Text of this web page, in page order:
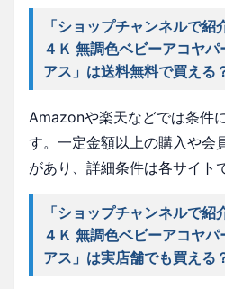
「ショップチャンネルで
４Ｋ 無調色ベビーアコヤ
アス」は送料無料で買える
Amazonや楽天などでは条件
す。一定金額以上の購入や会
があり、詳細条件は各サイト
「ショップチャンネルで
４Ｋ 無調色ベビーアコヤ
アス」は実店舗でも買える